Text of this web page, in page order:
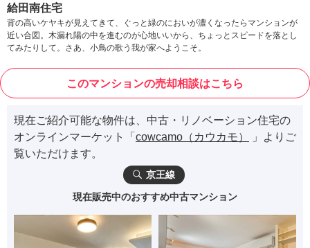
給田南住宅
背の高いケヤキが見えてきて、ぐっと緑のにおいが濃くなったらマンションが
近い合図。木漏れ陽の中を進むのが心地いいから、ちょっとスピードを落とし
てみたりして。さあ、小鳥の歌う我が家へようこそ。
このマンションの売却相談はこちら
現在ご紹介可能な物件は、中古・リノベーション住宅の
オンラインマーケット「 cowcamo（カウカモ）
」よりご
覧いただけます。
京王線
現在販売中のおすすめ中古マンション